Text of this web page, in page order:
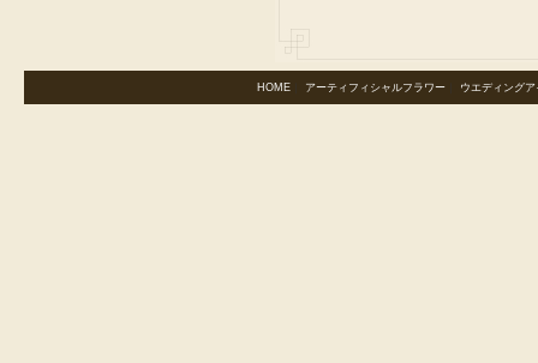
HOME｜ アーティフィシャルフラワー｜ ウエディングア